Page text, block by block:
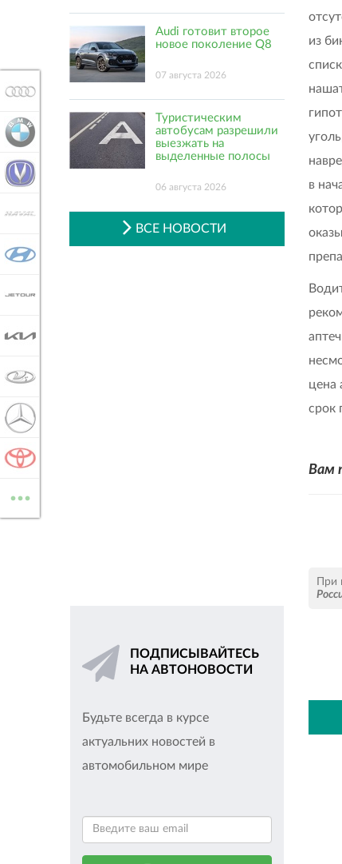
из
в
цена
срок
Вам
Audi готовит второе
новое поколение Q8
07 августа 2026
Туристическим
автобусам разрешили
выезжать на
выделенные полосы
06 августа 2026
ВСЕ НОВОСТИ
ПОДПИСЫВАЙТЕСЬ
НА АВТОНОВОСТИ
Будьте всегда в курсе
актуальних новостей в
автомобильном мире
HAVAL
...